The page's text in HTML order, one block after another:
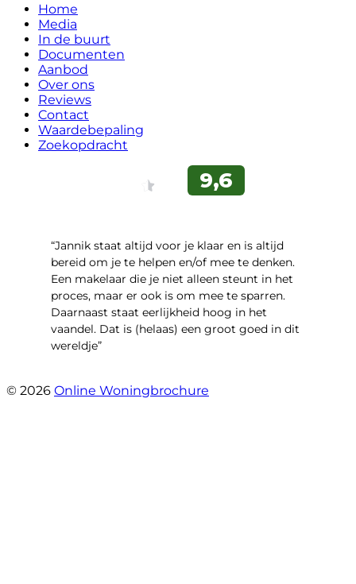
Home
Media
In de buurt
Documenten
Aanbod
Over ons
Reviews
Contact
Waardebepaling
Zoekopdracht
“Jannik staat altijd voor je klaar en is altijd
bereid om je te helpen en/of mee te denken.
Een makelaar die je niet alleen steunt in het
proces, maar er ook is om mee te sparren.
Daarnaast staat eerlijkheid hoog in het
vaandel. Dat is (helaas) een groot goed in dit
wereldje”
© 2026 Online Woningbrochure